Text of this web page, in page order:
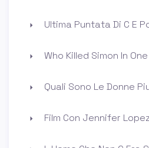
Ultima Puntata Di C E
Who Killed Simon In
Quali Sono Le Donne
Film Con Jennifer